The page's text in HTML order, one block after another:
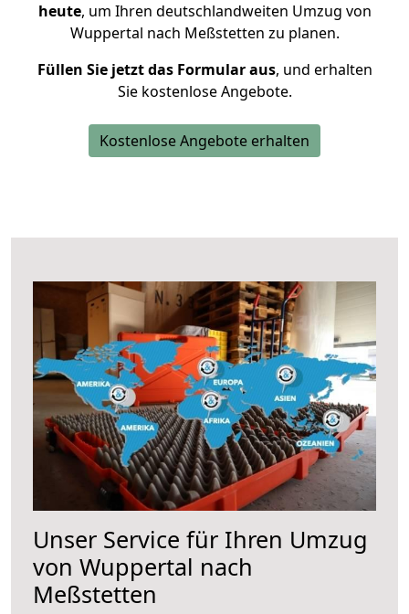
heute, um Ihren deutschlandweiten Umzug von
Wuppertal nach Meßstetten zu planen.
Füllen Sie jetzt das Formular aus, und erhalten
Sie kostenlose Angebote.
Kostenlose Angebote erhalten
Unser Service für Ihren Umzug
von Wuppertal nach
Meßstetten